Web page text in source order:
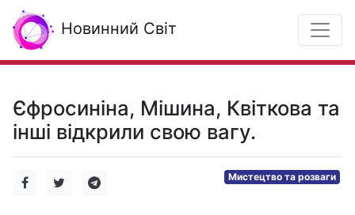
Новинний Світ
Єфросиніна, Мішина, Квіткова та
інші відкрили свою вагу.
Мистецтво та розваги